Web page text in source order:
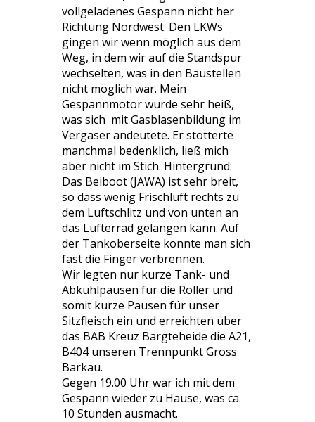
vollgeladenes Gespann nicht her
Richtung Nordwest. Den LKWs
gingen wir wenn möglich aus dem
Weg, in dem wir auf die Standspur
wechselten, was in den Baustellen
nicht möglich war. Mein
Gespannmotor wurde sehr heiß,
was sich mit Gasblasenbildung im
Vergaser andeutete. Er stotterte
manchmal bedenklich, ließ mich
aber nicht im Stich. Hintergrund:
Das Beiboot (JAWA) ist sehr breit,
so dass wenig Frischluft rechts zu
dem Luftschlitz und von unten an
das Lüfterrad gelangen kann. Auf
der Tankoberseite konnte man sich
fast die Finger verbrennen.
Wir legten nur kurze Tank- und
Abkühlpausen für die Roller und
somit kurze Pausen für unser
Sitzfleisch ein und erreichten über
das BAB Kreuz Bargteheide die A21,
B404 unseren Trennpunkt Gross
Barkau.
Gegen 19.00 Uhr war ich mit dem
Gespann wieder zu Hause, was ca.
10 Stunden ausmacht.